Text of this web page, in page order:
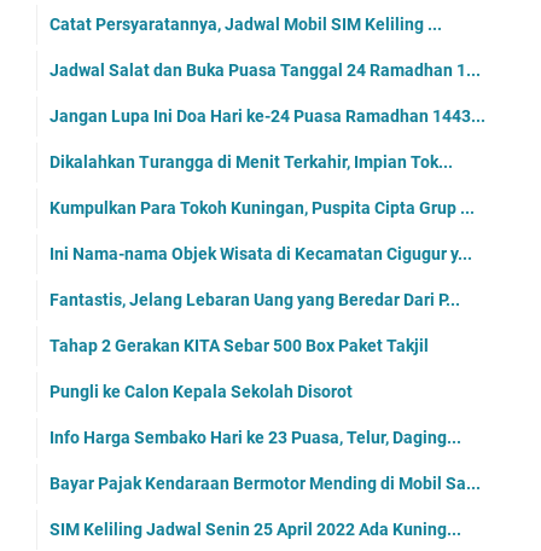
Catat Persyaratannya, Jadwal Mobil SIM Keliling ...
Jadwal Salat dan Buka Puasa Tanggal 24 Ramadhan 1...
Jangan Lupa Ini Doa Hari ke-24 Puasa Ramadhan 1443...
Dikalahkan Turangga di Menit Terkahir, Impian Tok...
Kumpulkan Para Tokoh Kuningan, Puspita Cipta Grup ...
Ini Nama-nama Objek Wisata di Kecamatan Cigugur y...
Fantastis, Jelang Lebaran Uang yang Beredar Dari P...
Tahap 2 Gerakan KITA Sebar 500 Box Paket Takjil
Pungli ke Calon Kepala Sekolah Disorot
Info Harga Sembako Hari ke 23 Puasa, Telur, Daging...
Bayar Pajak Kendaraan Bermotor Mending di Mobil Sa...
SIM Keliling Jadwal Senin 25 April 2022 Ada Kuning...